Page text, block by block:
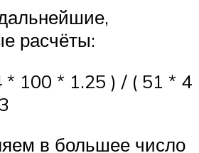
расчёты:
* 100 * 1.25 ) / ( 51 * 4
в большее число